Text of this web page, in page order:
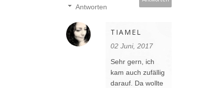
Antworten
TIAMEL
02 Juni, 2017
Sehr gern, ich
kam auch zufällig
darauf. Da wollte